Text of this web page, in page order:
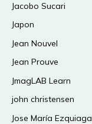
Jacobo Sucari
Japon
Jean Nouvel
Jean Prouve
JmagLAB Learn
john christensen
Jose María Ezquiaga